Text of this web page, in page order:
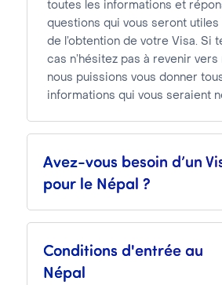
toutes les informations et
questions qui vous seront utiles
de l’obtention de votre Visa. Si
cas n’hésitez pas à revenir vers
nous puissions vous donner
informations qui vous seraient
Avez-vous besoin d’un
pour le Népal ?
Conditions d'entrée au
Népal